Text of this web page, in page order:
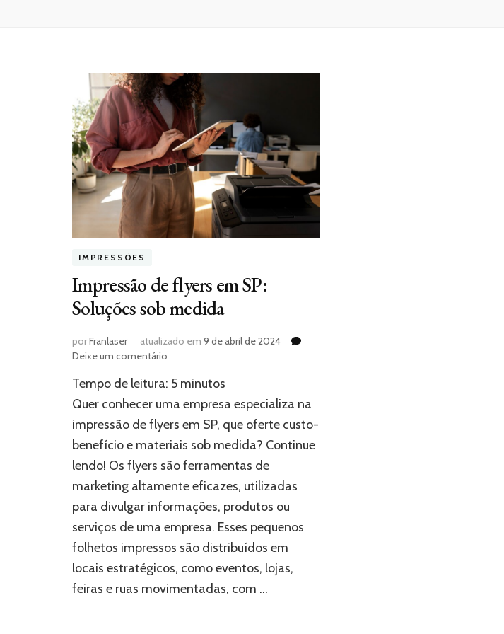
IMPRESSÕES
Impressão de flyers em SP:
Soluções sob medida
porFranlaser atualizado em 9 de abril de 2024
Deixe um comentário
de
flyers
SP:
Soluções
sob
medida
Tempo de leitura: 5 minutos
Quer conhecer uma empresa especializa na
impressão de flyers em SP, que oferte custo-
benefício e materiais sob medida? Continue
lendo! Os flyers são ferramentas de
marketing altamente eficazes, utilizadas
para divulgar informações, produtos ou
serviços de uma empresa. Esses pequenos
folhetos impressos são distribuídos em
locais estratégicos, como eventos, lojas,
feiras e ruas movimentadas, com …